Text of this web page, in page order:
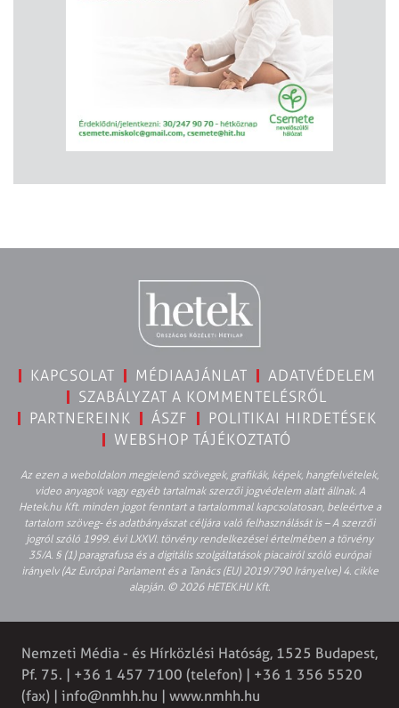
KAPCSOLAT MÉDIAAJÁNLAT
ADATVÉDELEM
SZABÁLYZAT A KOMMENTELÉSRŐL
PARTNEREINK
ÁSZF
POLITIKAI HIRDETÉSEK
WEBSHOP TÁJÉKOZTATÓ
Az ezen a weboldalon megjelenő szövegek, grafikák, képek, hangfelvételek,
video anyagok vagy egyéb tartalmak szerzői jogvédelem alatt állnak. A
Hetek.hu Kft. minden jogot fenntart a tartalommal kapcsolatosan, beleértve a
tartalom szöveg- és adatbányászat céljára való felhasználását is – A szerzői
jogról szóló 1999. évi LXXVI. törvény rendelkezései értelmében a törvény
35/A. § (1) paragrafusa és a digitális szolgáltatások piacairól szóló európai
irányelv (Az Európai Parlament és a Tanács (EU) 2019/790 Irányelve) 4. cikke
alapján. © 2026 HETEK.HU Kft.
Nemzeti Média - és Hírközlési Hatóság, 1525 Budapest,
Pf. 75. | +36 1 457 7100 (telefon) | +36 1 356 5520
(fax) | info@nmhh.hu | www.nmhh.hu